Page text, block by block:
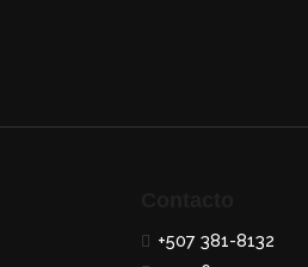
+507 381-8132